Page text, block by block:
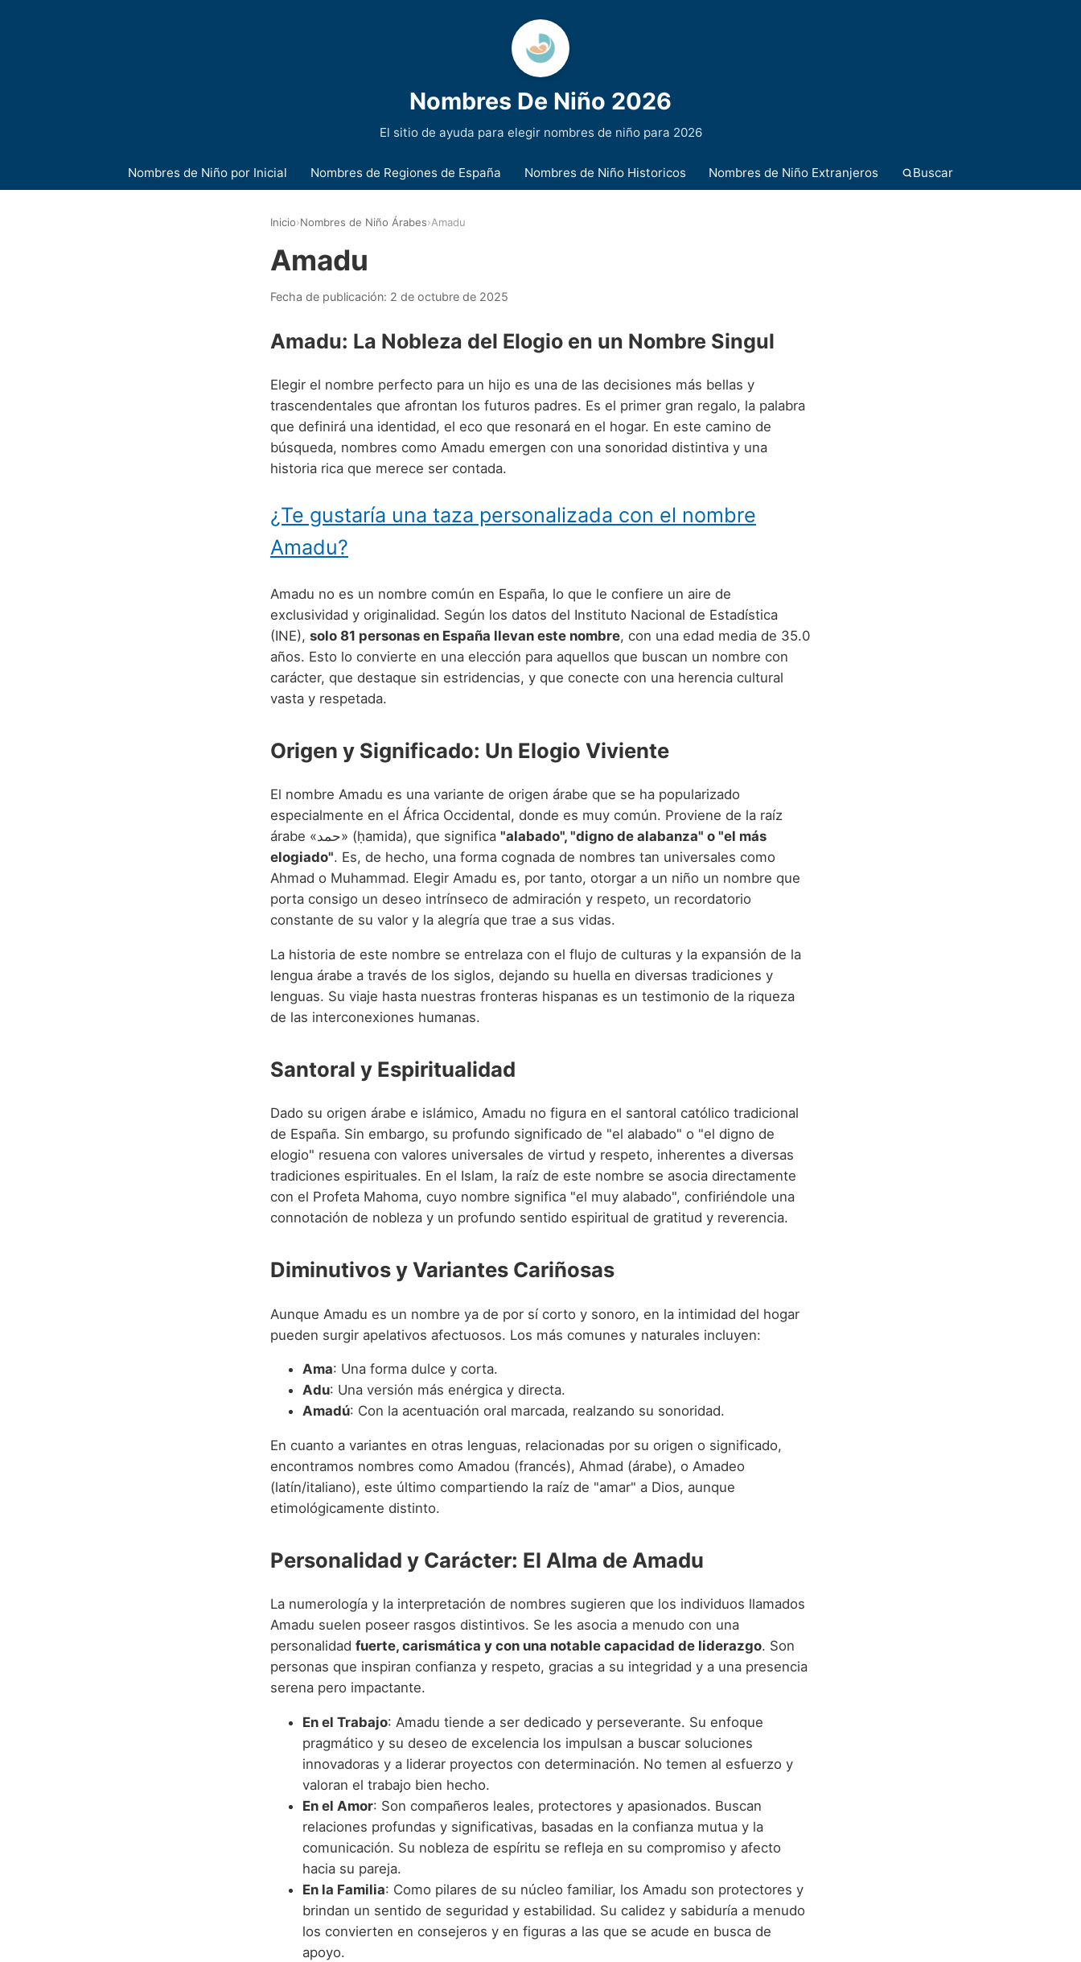
Nombres De Niño 2026
El sitio de ayuda para elegir nombres de niño para 2026
Nombres de Niño por Inicial Nombres de Regiones de España Nombres de Niño Historicos Nombres de Niño Extranjeros Buscar
Inicio›Nombres de Niño Árabes›Amadu
Amadu
Fecha de publicación: 2 de octubre de 2025
Amadu: La Nobleza del Elogio en un Nombre Singul
Elegir el nombre perfecto para un hijo es una de las decisiones más bellas y
trascendentales que afrontan los futuros padres. Es el primer gran regalo, la palabra
que definirá una identidad, el eco que resonará en el hogar. En este camino de
búsqueda, nombres como Amadu emergen con una sonoridad distintiva y una
historia rica que merece ser contada.
¿Te gustaría una taza personalizada con el nombre
Amadu?
Amadu no es un nombre común en España, lo que le confiere un aire de
exclusividad y originalidad. Según los datos del Instituto Nacional de Estadística
(INE), solo 81 personas en España llevan este nombre, con una edad media de 35.0
años. Esto lo convierte en una elección para aquellos que buscan un nombre con
carácter, que destaque sin estridencias, y que conecte con una herencia cultural
vasta y respetada.
Origen y Significado: Un Elogio Viviente
El nombre Amadu es una variante de origen árabe que se ha popularizado
especialmente en el África Occidental, donde es muy común. Proviene de la raíz
árabe «حمد» (ḥamida), que significa "alabado", "digno de alabanza" o "el más
elogiado". Es, de hecho, una forma cognada de nombres tan universales como
Ahmad o Muhammad. Elegir Amadu es, por tanto, otorgar a un niño un nombre que
porta consigo un deseo intrínseco de admiración y respeto, un recordatorio
constante de su valor y la alegría que trae a sus vidas.
La historia de este nombre se entrelaza con el flujo de culturas y la expansión de la
lengua árabe a través de los siglos, dejando su huella en diversas tradiciones y
lenguas. Su viaje hasta nuestras fronteras hispanas es un testimonio de la riqueza
de las interconexiones humanas.
Santoral y Espiritualidad
Dado su origen árabe e islámico, Amadu no figura en el santoral católico tradicional
de España. Sin embargo, su profundo significado de "el alabado" o "el digno de
elogio" resuena con valores universales de virtud y respeto, inherentes a diversas
tradiciones espirituales. En el Islam, la raíz de este nombre se asocia directamente
con el Profeta Mahoma, cuyo nombre significa "el muy alabado", confiriéndole una
connotación de nobleza y un profundo sentido espiritual de gratitud y reverencia.
Diminutivos y Variantes Cariñosas
Aunque Amadu es un nombre ya de por sí corto y sonoro, en la intimidad del hogar
pueden surgir apelativos afectuosos. Los más comunes y naturales incluyen:
Ama: Una forma dulce y corta.
Adu: Una versión más enérgica y directa.
Amadú: Con la acentuación oral marcada, realzando su sonoridad.
En cuanto a variantes en otras lenguas, relacionadas por su origen o significado,
encontramos nombres como Amadou (francés), Ahmad (árabe), o Amadeo
(latín/italiano), este último compartiendo la raíz de "amar" a Dios, aunque
etimológicamente distinto.
Personalidad y Carácter: El Alma de Amadu
La numerología y la interpretación de nombres sugieren que los individuos llamados
Amadu suelen poseer rasgos distintivos. Se les asocia a menudo con una
personalidad fuerte, carismática y con una notable capacidad de liderazgo. Son
personas que inspiran confianza y respeto, gracias a su integridad y a una presencia
serena pero impactante.
En el Trabajo: Amadu tiende a ser dedicado y perseverante. Su enfoque
pragmático y su deseo de excelencia los impulsan a buscar soluciones
innovadoras y a liderar proyectos con determinación. No temen al esfuerzo y
valoran el trabajo bien hecho.
En el Amor: Son compañeros leales, protectores y apasionados. Buscan
relaciones profundas y significativas, basadas en la confianza mutua y la
comunicación. Su nobleza de espíritu se refleja en su compromiso y afecto
hacia su pareja.
En la Familia: Como pilares de su núcleo familiar, los Amadu son protectores y
brindan un sentido de seguridad y estabilidad. Su calidez y sabiduría a menudo
los convierten en consejeros y en figuras a las que se acude en busca de
apoyo.